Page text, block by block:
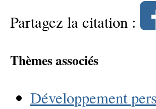
Partagez la citation :
Thèmes associés
Développement